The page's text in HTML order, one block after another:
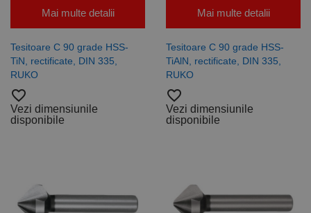
Mai multe detalii
Tesitoare C 90 grade HSS-
TiN, rectificate, DIN 335,
RUKO
favorite_border
Vezi dimensiunile
disponibile
Mai multe detalii
Tesitoare C 90 grade HSS-
TiAlN, rectificate, DIN 335,
RUKO
favorite_border
Vezi dimensiunile
disponibile
este utilizat
pentru a
calcula
despre
vizitatori,
sesiuni și
de analiză a
site-urilor.
starea
sesiunii.